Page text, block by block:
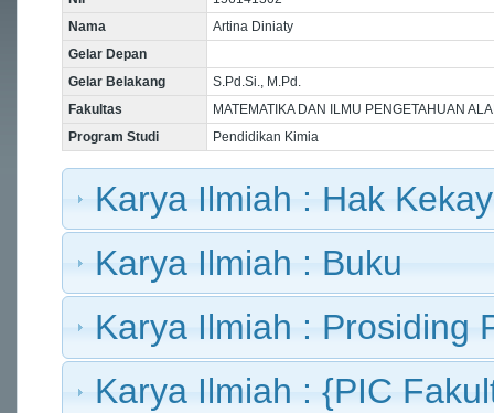
Nama
Artina Diniaty
Gelar Depan
Gelar Belakang
S.Pd.Si., M.Pd.
Fakultas
MATEMATIKA DAN ILMU PENGETAHUAN
Program Studi
Pendidikan Kimia
Karya Ilmiah : Hak
Karya Ilmiah : Buku
Karya Ilmiah : Prosiding
Karya Ilmiah : {PIC